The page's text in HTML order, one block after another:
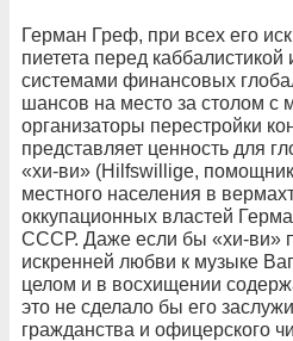
Герман Греф, при всех его
пиетета перед
системами финансовых
шансов на место за столом с
организаторы перестройки
представляет ценность для
«хи-ви» (Hilfswillige,
местного населения в
оккупационных властей
СССР. Даже если бы «хи-ви»
искренней любви к музыке
целом и в восхищении
это не сделало бы его
гражданства и офицерского